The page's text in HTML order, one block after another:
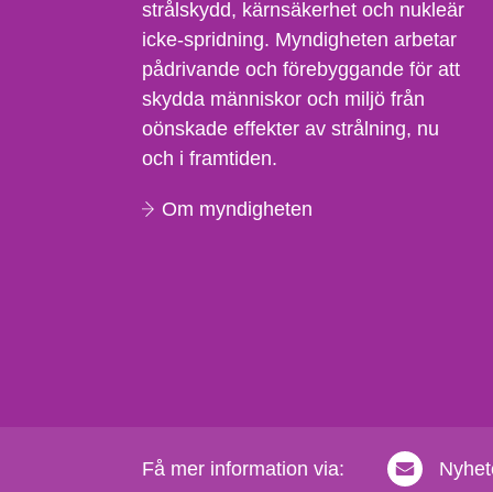
strålskydd, kärnsäkerhet och nukleär
icke-spridning. Myndigheten arbetar
pådrivande och förebyggande för att
skydda människor och miljö från
oönskade effekter av strålning, nu
och i framtiden.
Om myndigheten
Få mer information via: